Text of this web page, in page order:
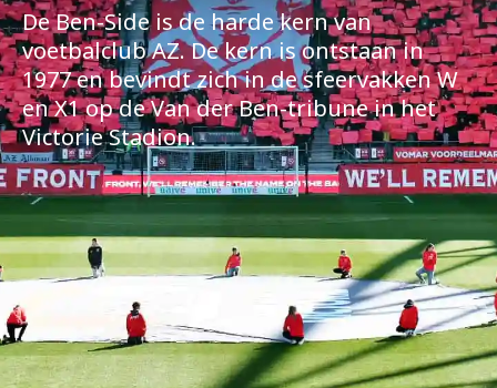
De Ben-Side is de harde kern van
voetbalclub AZ. De kern is ontstaan in
1977 en bevindt zich in de sfeervakken W
en X1 op de Van der Ben-tribune in het
Victorie Stadion.